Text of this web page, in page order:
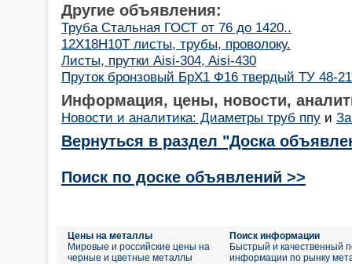
Другие объявления:
Труба Стальная ГОСТ от 76 до 1420..
12Х18Н10Т листы, трубы, проволоку.
Листы, прутки Aisi-304, Aisi-430
Пруток бронзовый БрХ1 Ф16 твердый ТУ 48-
Информация, цены, новости,
Новости и аналитика: Диаметры труб ппу и
Вернуться в раздел "Доска
Поиск по доске объявлений >>
Цены на металлы
Мировые и российские цены на
черные и цветные металлы
Поиск информации
Быстрый и качественный
информации по рынку